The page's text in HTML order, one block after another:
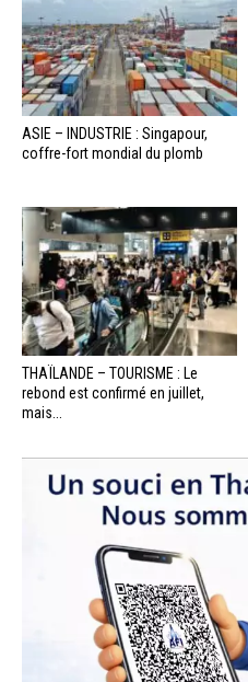
ASIE – INDUSTRIE : Singapour,
coffre-fort mondial du plomb
THAÏLANDE – TOURISME : Le
rebond est confirmé en juillet,
mais...